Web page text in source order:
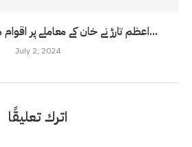
اعظم تارڑ نے خان کے معاملے پر اقوام متحدہ کو بھی شٹ...
July 2, 2024
اترك تعليقًا